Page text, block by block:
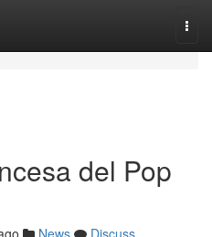
del Pop
News
Discuss